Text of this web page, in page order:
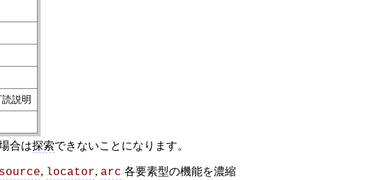
説明
合は探索できないことになります。
, locator, arc 各要素型の機能を濃縮